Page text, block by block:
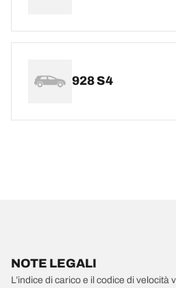
928 S4
NOTE LEGALI
L’indice di carico e il codice di